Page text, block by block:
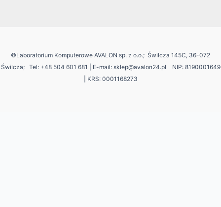
©Laboratorium Komputerowe AVALON sp. z o.o.; Świlcza 145C, 36-072
Świlcza; Tel: +48 504 601 681 | E-mail: sklep@avalon24.pl NIP: 8190001649
| KRS: 0001168273